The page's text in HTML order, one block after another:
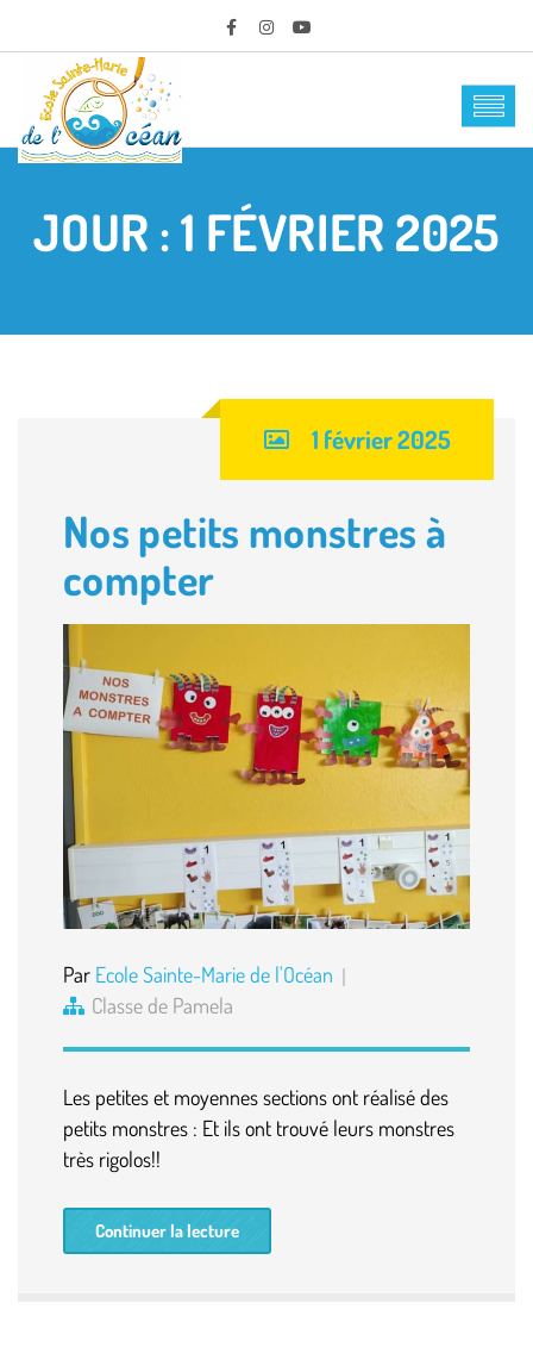
JOUR :1 FÉVRIER 2025
1 février 2025
Nos petits monstres à
compter
Par Ecole Sainte-Marie de l'Océan
Classe de Pamela
Les petites et moyennes sections ont réalisé des
petits monstres : Et ils ont trouvé leurs monstres
très rigolos!!
Continuer la lecture